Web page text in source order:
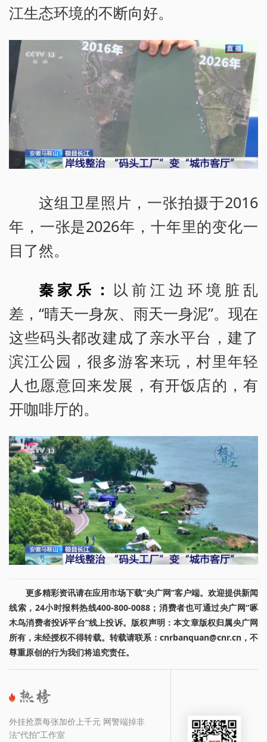
江生态环境的不断向好。
这组卫星照片，一张拍摄于2016
年，一张是2026年，十年里的变化一
目了然。
秦家乐： 以前江边环境脏乱
差，“晴天一身灰、雨天一身泥”。现在
这些码头都改建成了亲水平台，建了
滨江公园，很多游客来玩，村里年轻
人也愿意回来发展，有开饭店的，有
开咖啡厅的。
更多精彩资讯请在应用市场下载“央广网”客户端。欢迎提供新闻
线索，24小时报料热线400-800-0088；消费者也可通过央广网“啄
木鸟消费者投诉平台”线上投诉。版权声明：本文章版权归属央广网
所有，未经授权不得转载。转载请联系：cnrbanquan@cnr.cn，不
尊重原创的行为我们将追究责任。
外挂抢票每张加价上千元 网警端掉非
法“代拍”工作室